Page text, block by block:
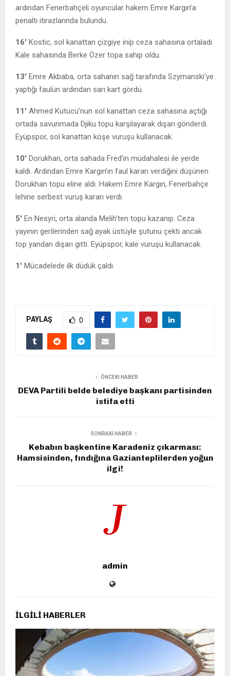
ardından Fenerbahçeli oyuncular hakem Emre Kargın’a
penaltı itirazlarında bulundu.
16′ Kostic, sol kanattan çizgiye inip ceza sahasına ortaladı.
Kale sahasında Berke Özer topa sahip oldu.
13′ Emre Akbaba, orta sahanın sağ tarafında Szymanski’ye
yaptığı faulün ardından sarı kart gördü.
11′ Ahmed Kutucu’nun sol kanattan ceza sahasına açtığı
ortada savunmada Djiku topu karşılayarak dışarı gönderdi.
Eyüpspor, sol kanattan köşe vuruşu kullanacak.
10′ Dorukhan, orta sahada Fred’in müdahalesi ile yerde
kaldı. Ardından Emre Kargın’ın faul kararı verdiğini düşünen
Dorukhan topu eline aldı. Hakem Emre Kargın, Fenerbahçe
lehine serbest vuruş kararı verdi.
5′ En Nesyri, orta alanda Melih’ten topu kazanıp. Ceza
yayının gerilerinden sağ ayak üstüyle şutunu çekti ancak
top yandan dışarı gitti. Eyüpspor, kale vuruşu kullanacak.
1′ Mücadelede ilk düdük çaldı.
PAYLAŞ 0
ÖNCEKI HABER
DEVA Partili belde belediye başkanı partisinden
istifa etti
SONRAKI HABER
Kebabın başkentine Karadeniz çıkarması:
Hamsisinden, fındığına Gazianteplilerden yoğun
ilgi!
admin
İLGILI HABERLER